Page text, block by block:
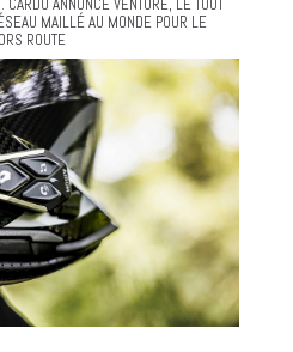
ANNONCE VENTURE, LE TOUT
MAILLÉ AU MONDE POUR LE
ROUTE